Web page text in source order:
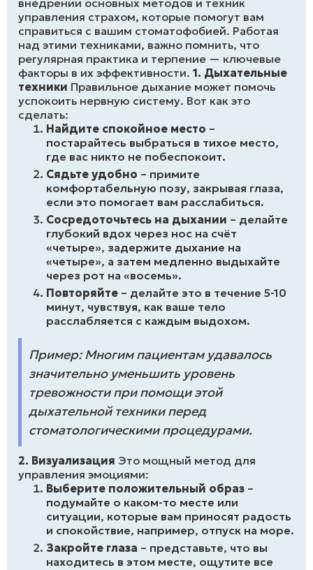
внедрении основных методов и техник
управления страхом, которые помогут вам
справиться с вашим стоматофобией. Работая
над этими техниками, важно помнить, что
регулярная практика и терпение — ключевые
факторы в их эффективности. 1. Дыхательные
техники Правильное дыхание может помочь
успокоить нервную систему. Вот как это
сделать:
Найдите спокойное место –
постарайтесь выбраться в тихое место,
где вас никто не побеспокоит.
Сядьте удобно – примите
комфортабельную позу, закрывая глаза,
если это помогает вам расслабиться.
Сосредоточьтесь на дыхании – делайте
глубокий вдох через нос на счёт
«четыре», задержите дыхание на
«четыре», а затем медленно выдыхайте
через рот на «восемь».
Повторяйте – делайте это в течение 5-10
минут, чувствуя, как ваше тело
расслабляется с каждым выдохом.
Пример: Многим пациентам удавалось
значительно уменьшить уровень
тревожности при помощи этой
дыхательной техники перед
стоматологическими процедурами.
2. Визуализация Это мощный метод для
управления эмоциями:
Выберите положительный образ –
подумайте о каком-то месте или
ситуации, которые вам приносят радость
и спокойствие, например, отпуск на море.
Закройте глаза – представьте, что вы
находитесь в этом месте, ощутите все